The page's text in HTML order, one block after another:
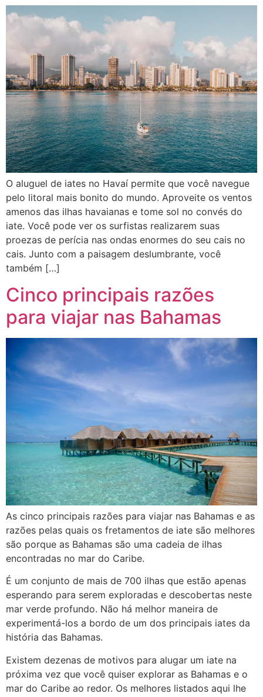
O aluguel de iates no Havaí permite que você navegue
pelo litoral mais bonito do mundo. Aproveite os ventos
amenos das ilhas havaianas e tome sol no convés do
iate. Você pode ver os surfistas realizarem suas
proezas de perícia nas ondas enormes do seu cais no
cais. Junto com a paisagem deslumbrante, você
também […]
Cinco principais razões
para viajar nas Bahamas
As cinco principais razões para viajar nas Bahamas e as
razões pelas quais os fretamentos de iate são melhores
são porque as Bahamas são uma cadeia de ilhas
encontradas no mar do Caribe.
É um conjunto de mais de 700 ilhas que estão apenas
esperando para serem exploradas e descobertas neste
mar verde profundo. Não há melhor maneira de
experimentá-los a bordo de um dos principais iates da
história das Bahamas.
Existem dezenas de motivos para alugar um iate na
próxima vez que você quiser explorar as Bahamas e o
mar do Caribe ao redor. Os melhores listados aqui lhe